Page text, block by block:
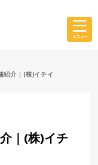
紹介｜(株)イチイ
｜(株)イチ